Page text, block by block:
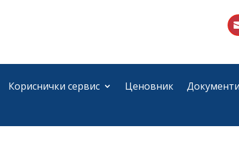
Кориснички сервис Ценовник
Документи
пословања за 2019.